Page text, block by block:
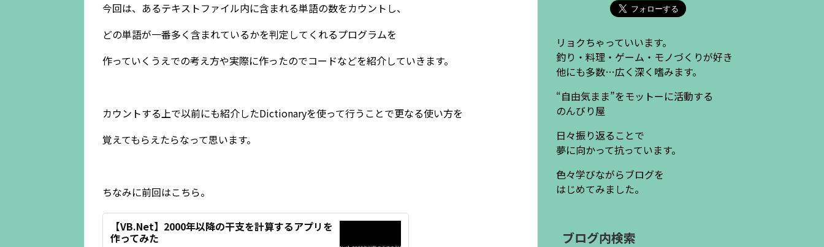
今回は、あるテキストファイル内に含まれる単語の数をカウントし、
どの単語が一番多く含まれているかを判定してくれるプログラムを
作っていくうえでの考え方や実際に作ったのでコードなどを紹介していきます。
カウントする上で以前にも紹介したDictionaryを使って行うことで更なる使い方を
覚えてもらえたらなって思います。
ちなみに前回はこちら。
【VB.Net】2000年以降の干支を計算するアプリを
作ってみた
リョクちゃっていいます。
釣り・料理・ゲーム・モノづくりが好き
他にも多数…広く深く嗜みます。
“自由気まま”をモットーに活動する
のんびり屋
日々振り返ることで
夢に向かって抗っています。
色々学びながらブログを
はじめてみました。
ブログ内検索